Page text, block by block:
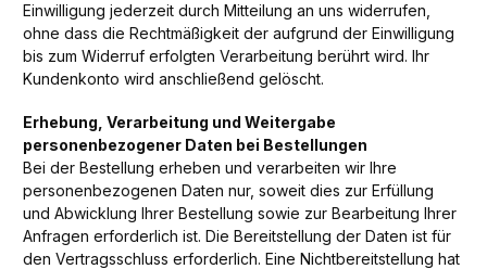
Einwilligung jederzeit durch Mitteilung an uns widerrufen,
ohne dass die Rechtmäßigkeit der aufgrund der Einwilligung
bis zum Widerruf erfolgten Verarbeitung berührt wird. Ihr
Kundenkonto wird anschließend gelöscht.
Erhebung, Verarbeitung und Weitergabe
personenbezogener Daten bei Bestellungen
Bei der Bestellung erheben und verarbeiten wir Ihre
personenbezogenen Daten nur, soweit dies zur Erfüllung
und Abwicklung Ihrer Bestellung sowie zur Bearbeitung Ihrer
Anfragen erforderlich ist. Die Bereitstellung der Daten ist für
den Vertragsschluss erforderlich. Eine Nichtbereitstellung hat